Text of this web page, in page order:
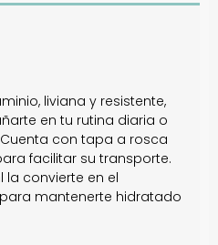
liviana y resistente,
en tu rutina diaria o
con tapa a rosca
facilitar su transporte.
convierte en el
mantenerte hidratado